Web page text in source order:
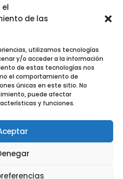
de las
utilizamos tecnologías
y/o acceder a la información
de estas tecnologías nos
el comportamiento de
únicas en este sitio. No
puede afectar
y funciones.